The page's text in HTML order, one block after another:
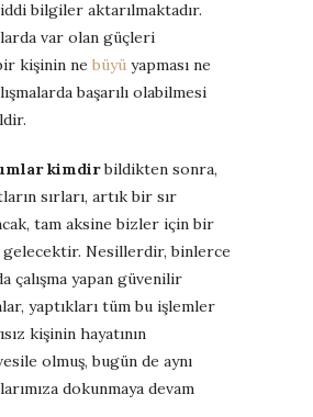
bilgiler aktarılmaktadır.
var olan güçleri
kişinin ne büyü yapması ne
başarılı olabilmesi
kimdirbildikten sonra,
sırları, artık bir sır
tam aksine bizler için bir
gelecektir. Nesillerdir, binlerce
çalışma yapan güvenilir
yaptıkları tüm bu işlemler
kişinin hayatının
olmuş, bugün de aynı
dokunmaya devam